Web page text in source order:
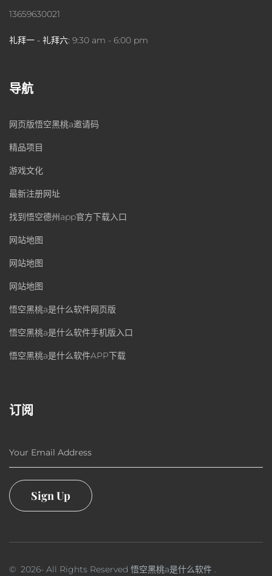
13659630021
礼拜一 - 礼拜六: 9:30 am - 6:00 pm
导航
网页版悟空黑桃a邀请码
精品项目
游戏文化
最新注册网址
找到悟空德州app官方下载入口
网站地图
网站地图
网站地图
悟空黑桃a是什么软件网页版
悟空黑桃a是什么软件手机版入口
悟空黑桃a是什么软件APP下载
订阅
Your Email Address
Sign Up
© 2026- All Rights Reserved 悟空黑桃a是什么软件 .